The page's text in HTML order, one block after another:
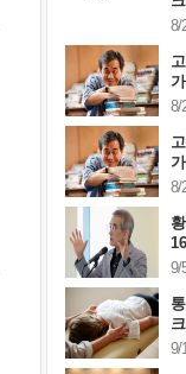
8/
8/
8/
9/
9/